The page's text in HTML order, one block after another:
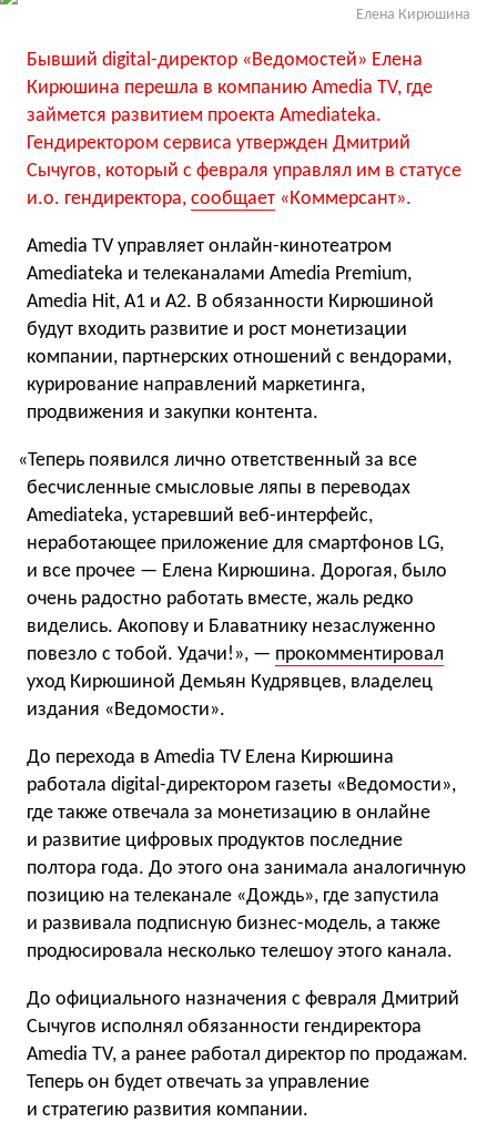
Елена Кирюшина
Бывший digital-директор «Ведомостей» Елена
Кирюшина перешла в компанию Amedia TV, где
займется развитием проекта Amediateka.
Гендиректором сервиса утвержден Дмитрий
Сычугов, который с февраля управлял им в статусе
и.о. гендиректора, сообщает «Коммерсант».
Amedia TV управляет онлайн-кинотеатром
Amediateka и телеканалами Amedia Premium,
Amedia Hit, A1 и A2. В обязанности Кирюшиной
будут входить развитие и рост монетизации
компании, партнерских отношений с вендорами,
курирование направлений маркетинга,
продвижения и закупки контента.
«Теперь появился лично ответственный за все
бесчисленные смысловые ляпы в переводах
Amediateka, устаревший веб-интерфейс,
неработающее приложение для смартфонов LG,
и все прочее — Елена Кирюшина. Дорогая, было
очень радостно работать вместе, жаль редко
виделись. Акопову и Блаватнику незаслуженно
повезло с тобой. Удачи!», — прокомментировал
уход Кирюшиной Демьян Кудрявцев, владелец
издания «Ведомости».
До перехода в Amedia TV Елена Кирюшина
работала digital-директором газеты «Ведомости»,
где также отвечала за монетизацию в онлайне
и развитие цифровых продуктов последние
полтора года. До этого она занимала аналогичную
позицию на телеканале «Дождь», где запустила
и развивала подписную бизнес-модель, а также
продюсировала несколько телешоу этого канала.
До официального назначения с февраля Дмитрий
Сычугов исполнял обязанности гендиректора
Amedia TV, а ранее работал директор по продажам.
Теперь он будет отвечать за управление
и стратегию развития компании.